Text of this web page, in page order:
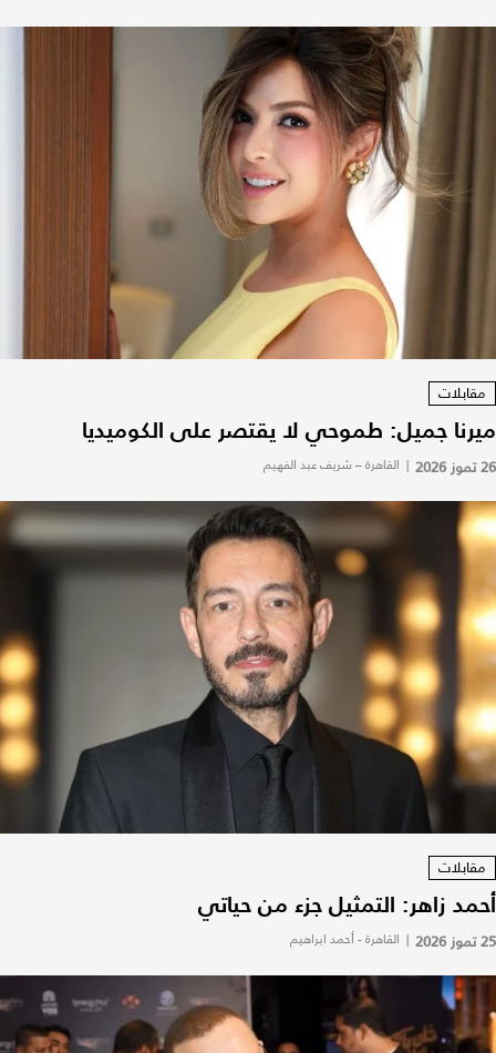
مقابلات
ميرنا جميل: طموحي لا يقتصر على الكوميديا
26 تموز 2026 | القاهرة – شريف عبد الفهيم
مقابلات
أحمد زاهر: التمثيل جزء من حياتي
25 تموز 2026 | القاهرة - أحمد ابراهيم